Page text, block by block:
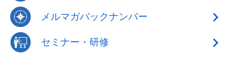
メルマガバックナンバー
セミナー・研修